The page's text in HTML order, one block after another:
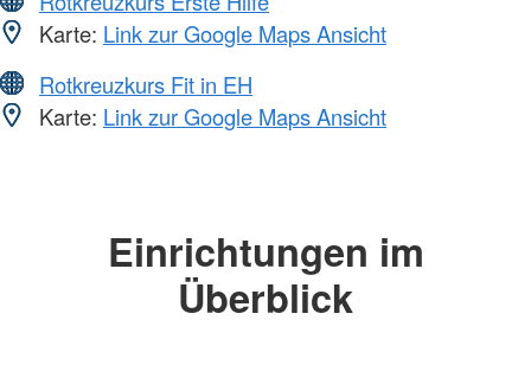
Karte: Link zur Google Maps Ansicht
Rotkreuzkurs Fit in EH
Karte: Link zur Google Maps Ansicht
Einrichtungen im
Überblick